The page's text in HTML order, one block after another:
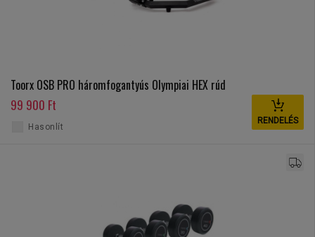
Toorx OSB PRO háromfogantyús Olympiai HEX rúd
99 900 Ft
RENDELÉS
Hasonlít